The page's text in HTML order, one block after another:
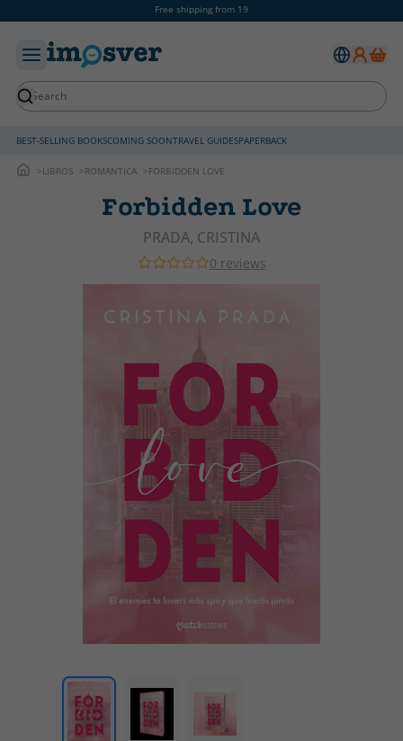
Free shipping from 19
BEST-SELLING BOOKSCOMING SOONTRAVEL GUIDESPAPERBACK
LIBROS ROMANTICA FORBIDDEN LOVE
Forbidden Love
PRADA, CRISTINA
0 reviews